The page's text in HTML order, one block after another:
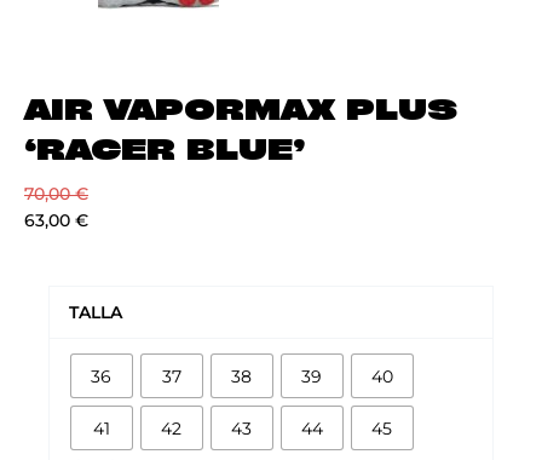
AIR VAPORMAX PLUS
‘RACER BLUE’
70,00€
63,00 €
TALLA
36 37 38 39 40
41 42 43 44 45
'RACER
BLUE'
cantidad